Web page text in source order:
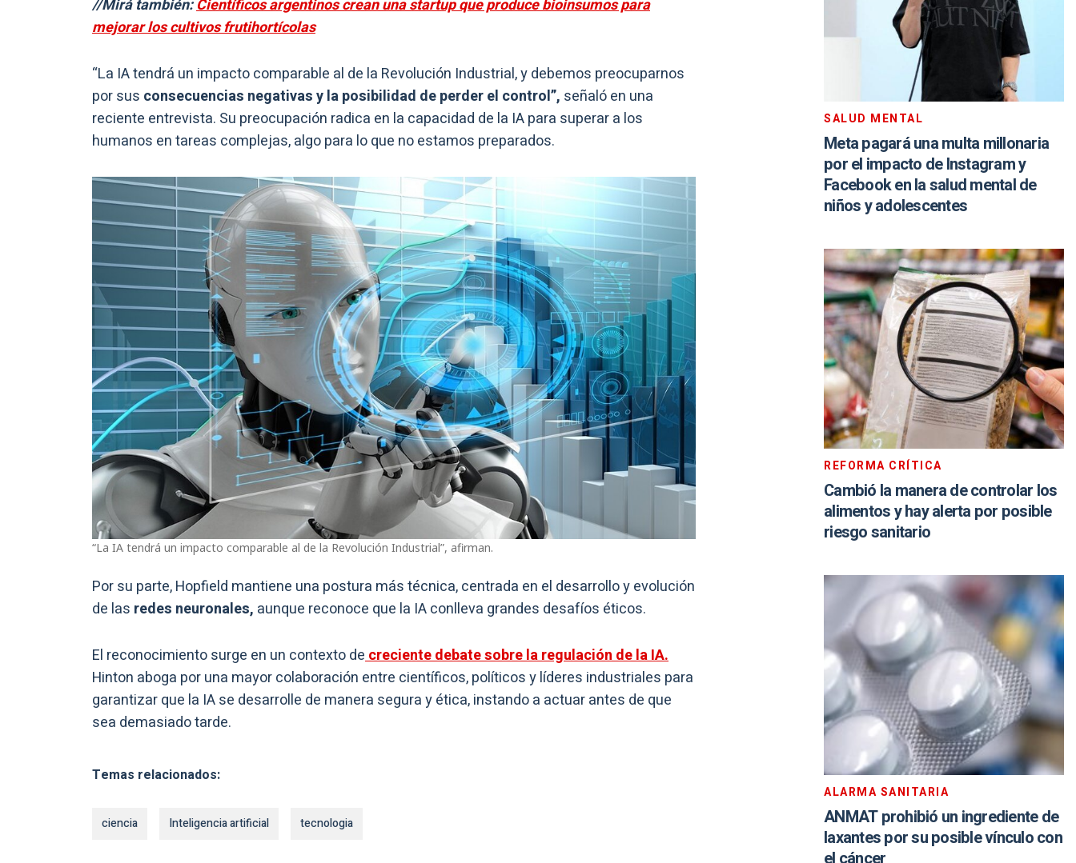
//Mirá también:Científicos argentinos crean una startup que produce bioinsumos para
mejorar los cultivos frutihortícolas
“La IA tendrá un impacto comparable al de la Revolución Industrial, y debemos preocuparnos
por sus consecuencias negativas y la posibilidad de perder el control”, señaló en una
reciente entrevista. Su preocupación radica en la capacidad de la IA para superar a los
humanos en tareas complejas, algo para lo que no estamos preparados.
“La IA tendrá un impacto comparable al de la Revolución Industrial”, afirman.
Por su parte, Hopfield mantiene una postura más técnica, centrada en el desarrollo y evolución
de las redes neuronales, aunque reconoce que la IA conlleva grandes desafíos éticos.
El reconocimiento surge en un contexto decreciente debate sobre la regulación de la IA.
Hinton aboga por una mayor colaboración entre científicos, políticos y líderes industriales para
garantizar que la IA se desarrolle de manera segura y ética, instando a actuar antes de que
sea demasiado tarde.
Temas relacionados:
ciencia Inteligencia artificial tecnologia
SALUD MENTAL
Meta pagará una multa millonaria
por el impacto de Instagram y
Facebook en la salud mental de
niños y adolescentes
REFORMA CRÍTICA
Cambió la manera de controlar los
alimentos y hay alerta por posible
riesgo sanitario
ALARMA SANITARIA
ANMAT prohibió un ingrediente de
laxantes por su posible vínculo con